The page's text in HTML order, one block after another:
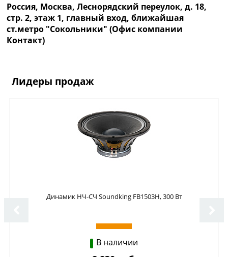
Россия, Москва, Леснорядский переулок, д. 18,
стр. 2, этаж 1, главный вход, ближайшая
ст.метро "Сокольники" (Офис компании
Контакт)
Лидеры продаж
Динамик НЧ-СЧ Soundking FB1503H, 300 Вт
В наличии